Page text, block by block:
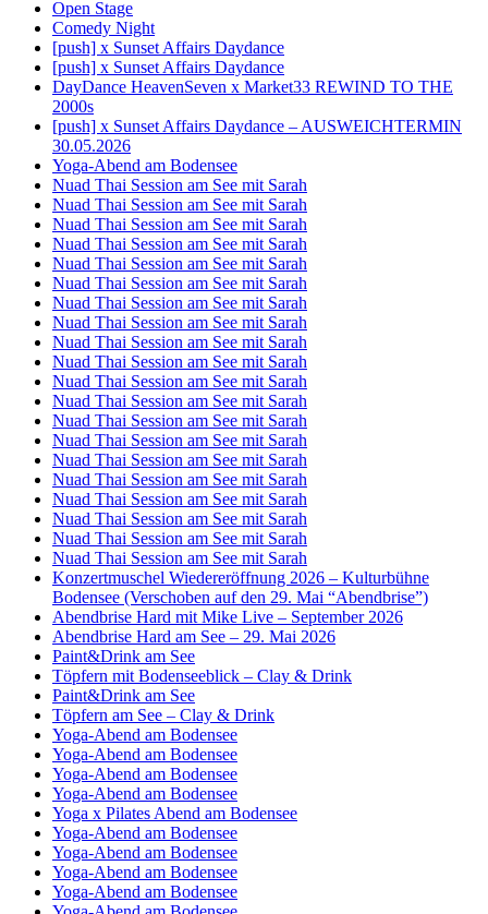
Open Stage
Comedy Night
[push] x Sunset Affairs Daydance
[push] x Sunset Affairs Daydance
DayDance HeavenSeven x Market33 REWIND TO THE
2000s
[push] x Sunset Affairs Daydance – AUSWEICHTERMIN
30.05.2026
Yoga-Abend am Bodensee
Nuad Thai Session am See mit Sarah
Nuad Thai Session am See mit Sarah
Nuad Thai Session am See mit Sarah
Nuad Thai Session am See mit Sarah
Nuad Thai Session am See mit Sarah
Nuad Thai Session am See mit Sarah
Nuad Thai Session am See mit Sarah
Nuad Thai Session am See mit Sarah
Nuad Thai Session am See mit Sarah
Nuad Thai Session am See mit Sarah
Nuad Thai Session am See mit Sarah
Nuad Thai Session am See mit Sarah
Nuad Thai Session am See mit Sarah
Nuad Thai Session am See mit Sarah
Nuad Thai Session am See mit Sarah
Nuad Thai Session am See mit Sarah
Nuad Thai Session am See mit Sarah
Nuad Thai Session am See mit Sarah
Nuad Thai Session am See mit Sarah
Nuad Thai Session am See mit Sarah
Konzertmuschel Wiedereröffnung 2026 – Kulturbühne
Bodensee (Verschoben auf den 29. Mai “Abendbrise”)
Abendbrise Hard mit Mike Live – September 2026
Abendbrise Hard am See – 29. Mai 2026
Paint&Drink am See
Töpfern mit Bodenseeblick – Clay & Drink
Paint&Drink am See
Töpfern am See – Clay & Drink
Yoga-Abend am Bodensee
Yoga-Abend am Bodensee
Yoga-Abend am Bodensee
Yoga-Abend am Bodensee
Yoga x Pilates Abend am Bodensee
Yoga-Abend am Bodensee
Yoga-Abend am Bodensee
Yoga-Abend am Bodensee
Yoga-Abend am Bodensee